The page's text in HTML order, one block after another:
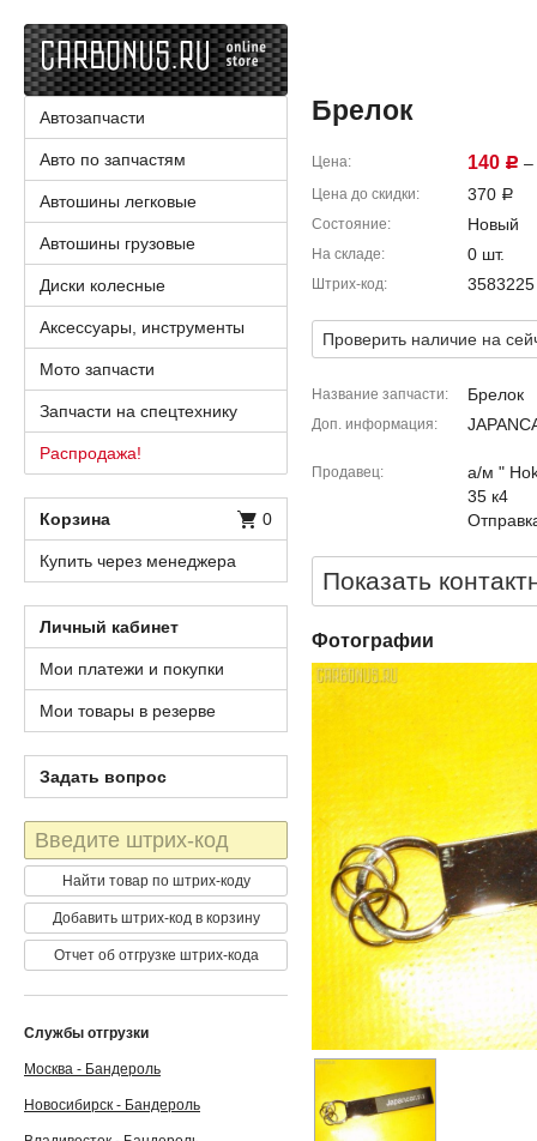
Брелок
Цена 140 Р –
Цена до скидки 370 Р
Состояние Новый
На складе 0 шт.
Штрих-код 3583225
Проверить наличие на
Название запчасти Брелок
Доп. информация
Продавец
а/м "
35 к4
Показать
Фотографии
Автозапчасти
Авто по запчастям
Автошины легковые
Автошины грузовые
Диски колесные
Аксессуары, инструменты
Мото запчасти
Запчасти на спецтехнику
Распродажа!
Корзина 0
Купить через менеджера
Личный кабинет
Мои платежи и покупки
Мои товары в резерве
Задать вопрос
Штрих-
код
Найти товар по штрих-коду
Добавить штрих-код в корзину
Отчет об отгрузке штрих-кода
Службы отгрузки
Москва - Бандероль
Новосибирск - Бандероль